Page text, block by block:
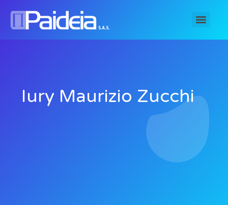
Iury Maurizio Zucchi